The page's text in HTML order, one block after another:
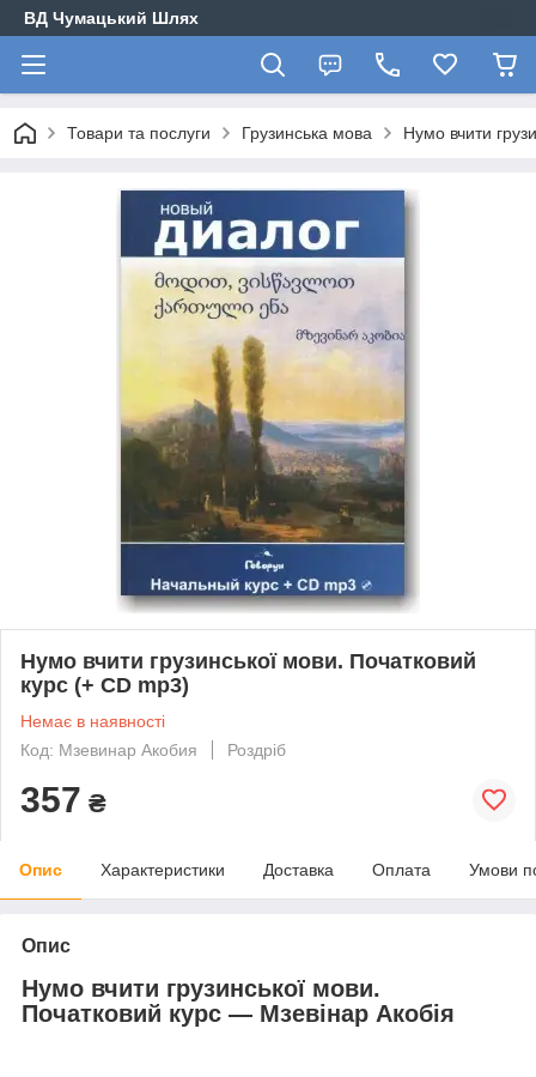
ВД Чумацький Шлях
Товари та послуги Грузинська мова Нумо вчити
Нумо вчити грузинської мови. Початковий
курс (+ СD mp3)
Немає в наявності
Код: Мзевинар Акобия
Роздріб
357 ₴
Опис Характеристики Доставка Оплата Умови
Опис
Нумо вчити грузинської мови.
Початковий курс — Мзевінар Акобія